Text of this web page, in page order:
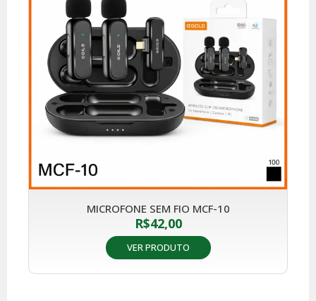
MICROFONE SEM FIO MCF-10
R$42,00
VER PRODUTO